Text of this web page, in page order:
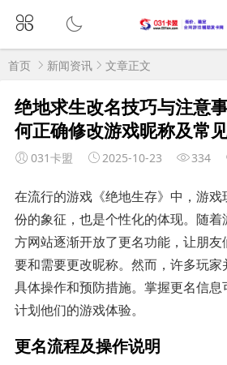
首页 新闻资讯 文章正文
绝地求生改名技巧与注意
何正确修改游戏昵称及常
031卡盟 2025-10-23 334
在流行的游戏《绝地生存》中，游
份的象征，也是个性化的体现。随
方网站逐渐开放了更名功能，让朋
要和需要更改昵称。然而，许多玩
具体操作和预防措施。掌握更名信
计划他们的游戏体验。
更名流程及操作说明